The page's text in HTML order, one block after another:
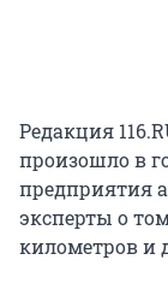
Редакция
произошло в
предприятия
эксперты о
километров и